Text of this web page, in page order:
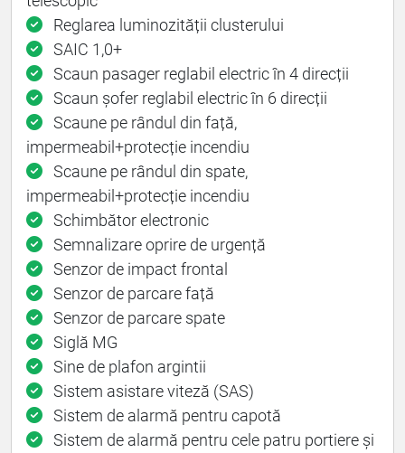
Reglarea luminozității clusterului
SAIC 1,0+
Scaun pasager reglabil electric în 4 direcții
Scaun șofer reglabil electric în 6 direcții
Scaune pe rândul din față,
impermeabil+protecție incendiu
Scaune pe rândul din spate,
impermeabil+protecție incendiu
Schimbător electronic
Semnalizare oprire de urgență
Senzor de impact frontal
Senzor de parcare față
Senzor de parcare spate
Siglă MG
Sine de plafon argintii
Sistem asistare viteză (SAS)
Sistem de alarmă pentru capotă
Sistem de alarmă pentru cele patru portiere și